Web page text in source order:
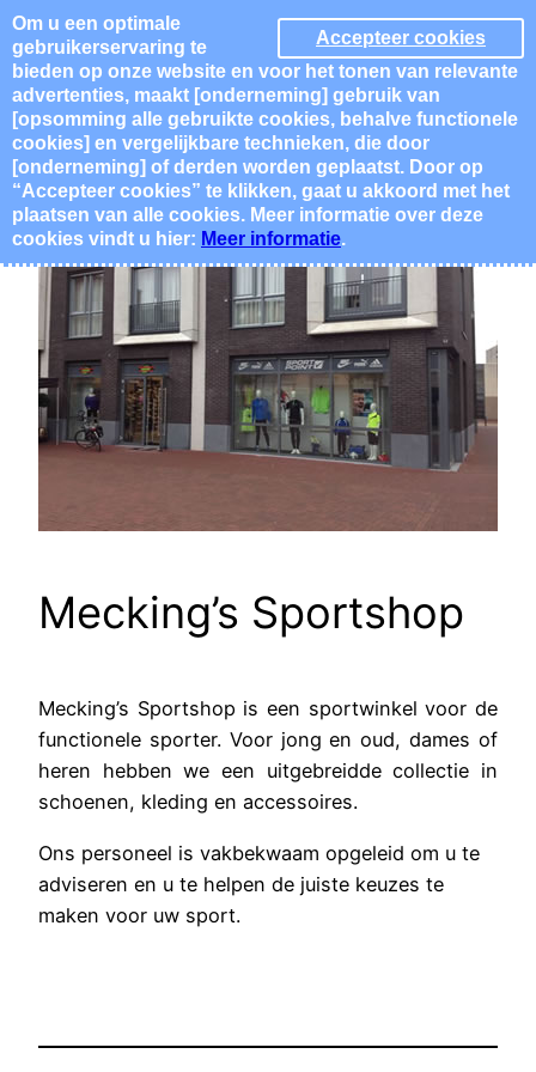
Ga
naar
de
inhoud
Euretco Online
Mecking’s Sportshop
Mecking’s Sportshop is een sportwinkel voor de
functionele sporter. Voor jong en oud, dames of
heren hebben we een uitgebreidde collectie in
schoenen, kleding en accessoires.
Ons personeel is vakbekwaam opgeleid om u te
adviseren en u te helpen de juiste keuzes te
maken voor uw sport.
Accepteer cookies
Om u een optimale
gebruikerservaring te
bieden op onze website en voor het tonen van relevante
advertenties, maakt [onderneming] gebruik van
[opsomming alle gebruikte cookies, behalve functionele
cookies] en vergelijkbare technieken, die door
[onderneming] of derden worden geplaatst. Door op
“Accepteer cookies” te klikken, gaat u akkoord met het
plaatsen van alle cookies. Meer informatie over deze
cookies vindt u hier: Meer informatie.